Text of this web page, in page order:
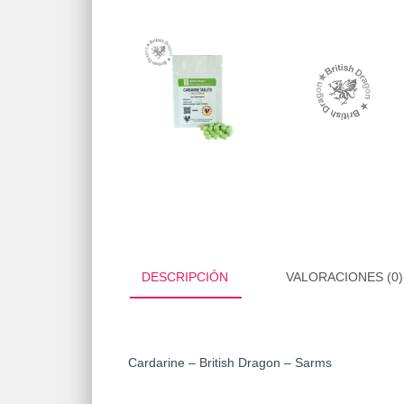
DESCRIPCIÓN VALORACIONES (0)
Cardarine – British Dragon – Sarms